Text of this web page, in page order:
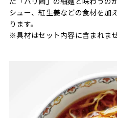
シュー、紅生姜などの食材を加
ります。
※具材はセット内容に含まれませ